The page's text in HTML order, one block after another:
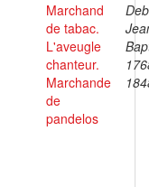
Marchand
de tabac.
L'aveugle
chanteur.
Marchande
de
pandelos